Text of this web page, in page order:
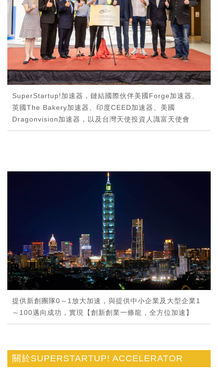
SuperStartup!加速器，鏈結國際伙伴美國Forge加速器、
英國The Bakery加速器、印度CEED加速器、美國
Dragonvision加速器，以及台灣天使投資人識富天使會
提供新創團隊0～1放大加速，與提供中小企業及大型企業1
～100邁向成功，實現【創新創業一條龍，全方位加速】
關於SUPERSTARTUP! ACCELERATOR